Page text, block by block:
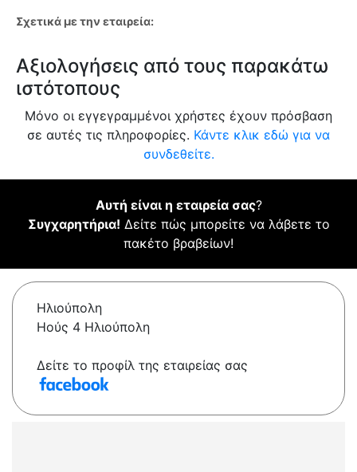
Σχετικά με την εταιρεία:
Αξιολογήσεις από τους παρακάτω
ιστότοπους
Μόνο οι εγγεγραμμένοι χρήστες έχουν πρόσβαση
σε αυτές τις πληροφορίες. Κάντε κλικ εδώ για να
συνδεθείτε.
Αυτή είναι η εταιρεία σας?
Συγχαρητήρια! Δείτε πώς μπορείτε να λάβετε το
πακέτο βραβείων!
Ηλιούπολη
Ηούς 4 Ηλιούπολη
Δείτε το προφίλ της εταιρείας σας